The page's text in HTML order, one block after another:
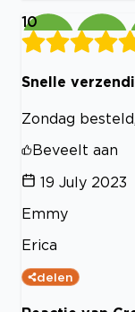
10
Snelle
Zondag
Beveelt aan
19 July 2023
Emmy
Erica
delen